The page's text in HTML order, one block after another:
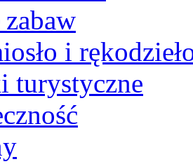
zabaw
i
turystyczne